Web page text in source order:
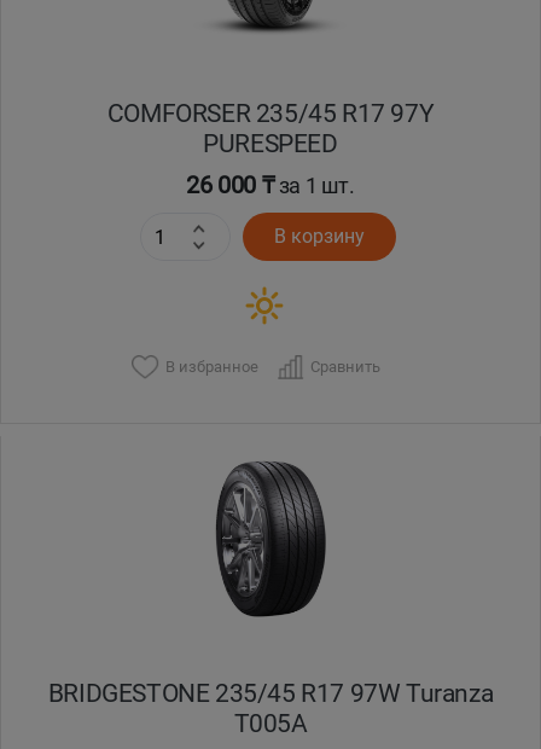
COMFORSER 235/45 R17 97Y
PURESPEED
26 000 ₸за 1 шт.
В корзину
В избранное Сравнить
BRIDGESTONE 235/45 R17 97W Turanza
T005А